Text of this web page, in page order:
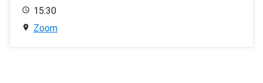
15:30
Zoom